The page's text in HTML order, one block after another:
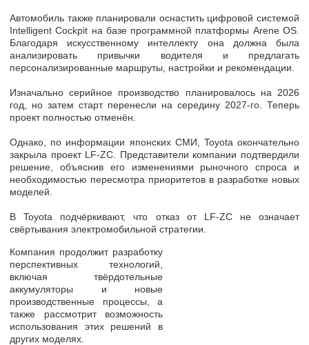
Автомобиль также планировали оснастить цифровой системой
Intelligent Cockpit на базе программной платформы Arene OS.
Благодаря искусственному интеллекту она должна была
анализировать привычки водителя и предлагать
персонализированные маршруты, настройки и рекомендации.
Изначально серийное производство планировалось на 2026
год, но затем старт перенесли на середину 2027-го. Теперь
проект полностью отменён.
Однако, по информации японских СМИ, Toyota окончательно
закрыла проект LF-ZC. Представители компании подтвердили
решение, объяснив его изменениями рыночного спроса и
необходимостью пересмотра приоритетов в разработке новых
моделей.
В Toyota подчёркивают, что отказ от LF-ZC не означает
свёртывания электромобильной стратегии.
Компания продолжит разработку
перспективных технологий,
включая твёрдотельные
аккумуляторы и новые
производственные процессы, а
также рассмотрит возможность
использования этих решений в
других моделях.